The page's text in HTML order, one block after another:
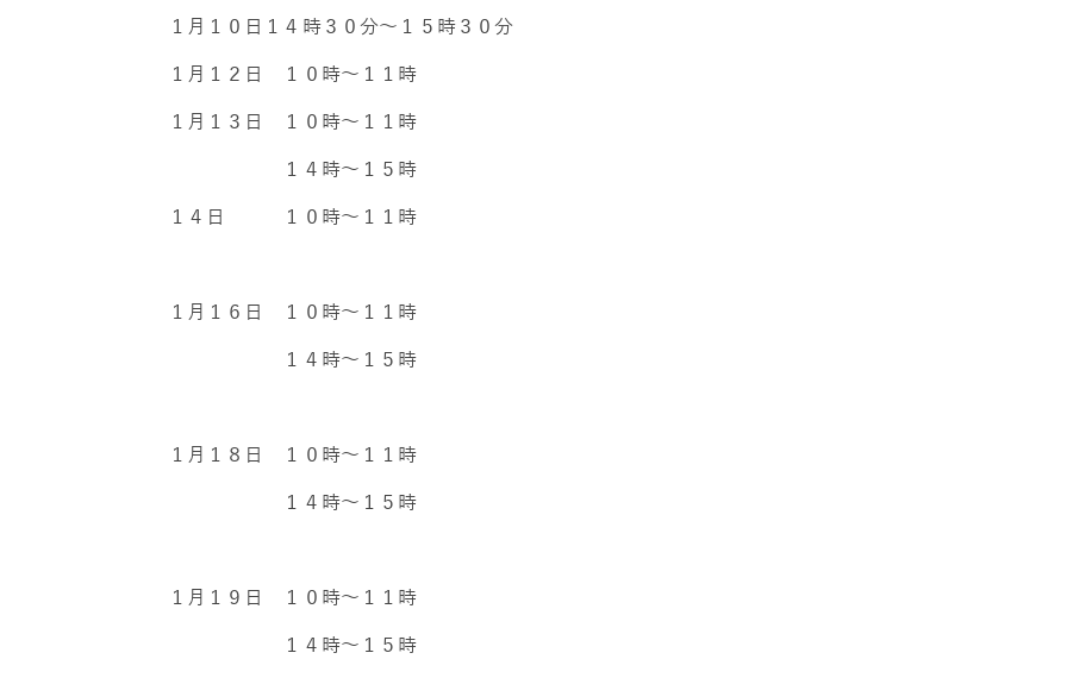
１月１０日１４時３０分～１５時３０分
１月１２日 １０時～１１時
１月１３日 １０時～１１時
１４時～１５時
１４日 １０時～１１時
１月１６日 １０時～１１時
１４時～１５時
１月１８日 １０時～１１時
１４時～１５時
１月１９日 １０時～１１時
１４時～１５時